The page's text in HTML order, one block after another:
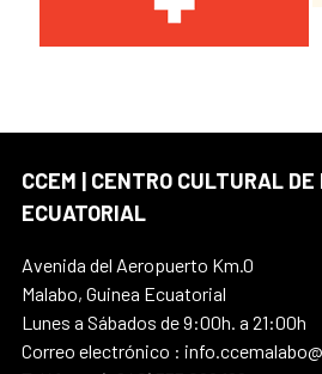
CCEM | CENTRO CULTURAL
ECUATORIAL
Avenida del Aeropuerto Km.0
Malabo, Guinea Ecuatorial
Lunes a Sábados de 9:00h. a 21:00h
Correo electrónico :